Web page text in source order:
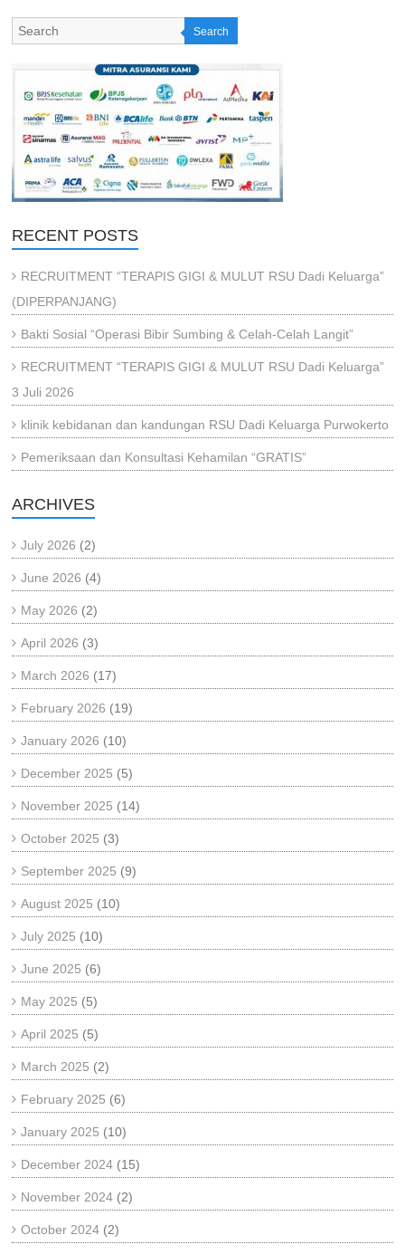
Search
RECENT POSTS
RECRUITMENT “TERAPIS GIGI & MULUT RSU Dadi Keluarga”
(DIPERPANJANG)
Bakti Sosial “Operasi Bibir Sumbing & Celah-Celah Langit”
RECRUITMENT “TERAPIS GIGI & MULUT RSU Dadi Keluarga”
3 Juli 2026
klinik kebidanan dan kandungan RSU Dadi Keluarga Purwokerto
Pemeriksaan dan Konsultasi Kehamilan “GRATIS”
ARCHIVES
July 2026 (2)
June 2026 (4)
May 2026 (2)
April 2026 (3)
March 2026 (17)
February 2026 (19)
January 2026 (10)
December 2025 (5)
November 2025 (14)
October 2025 (3)
September 2025 (9)
August 2025 (10)
July 2025 (10)
June 2025 (6)
May 2025 (5)
April 2025 (5)
March 2025 (2)
February 2025 (6)
January 2025 (10)
December 2024 (15)
November 2024 (2)
October 2024 (2)